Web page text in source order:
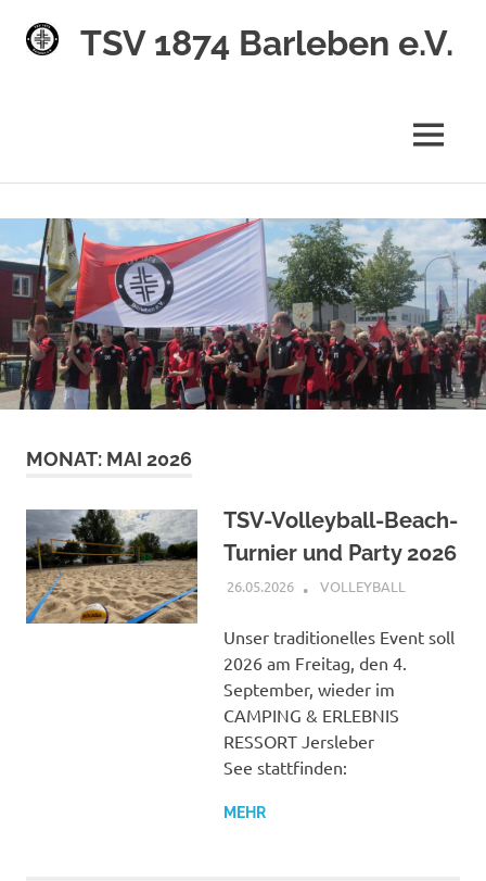
Inhalt
springen
TSV 1874 Barleben e.V.
MENÜ
MONAT: MAI 2026
TSV-Volleyball-Beach-
Turnier und Party 2026
26.05.2026 PETER SCHREIBER
VOLLEYBALL
Unser traditionelles Event soll
2026 am Freitag, den 4.
September, wieder im
CAMPING & ERLEBNIS
RESSORT Jersleber
See stattfinden:
MEHR